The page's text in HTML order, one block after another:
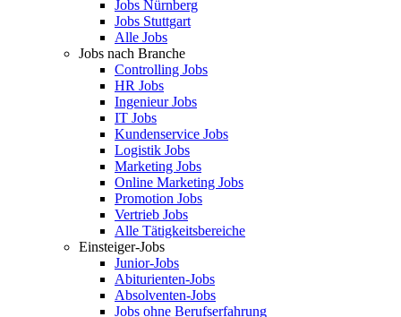
Jobs Nürnberg
Jobs Stuttgart
Alle Jobs
Jobs nach Branche
Controlling Jobs
HR Jobs
Ingenieur Jobs
IT Jobs
Kundenservice Jobs
Logistik Jobs
Marketing Jobs
Online Marketing Jobs
Promotion Jobs
Vertrieb Jobs
Alle Tätigkeitsbereiche
Einsteiger-Jobs
Junior-Jobs
Abiturienten-Jobs
Absolventen-Jobs
Jobs ohne Berufserfahrung